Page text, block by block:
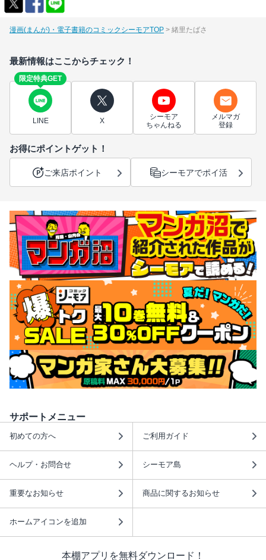
漫画(まんが)・電子書籍のコミックシーモアTOP 緒里たばさ
最新情報はここからチェック！
限定特典GET
LINE X
シーモア
ちゃんねる
メルマガ
登録
お得にポイントゲット！
ご来店ポイント シーモアでポイ活
サポートメニュー
初めての方へ ご利用ガイド
ヘルプ・お問合せ シーモア島
重要なお知らせ 商品に関するお知らせ
ホームアイコンを追加
本棚アプリを無料ダウンロード！